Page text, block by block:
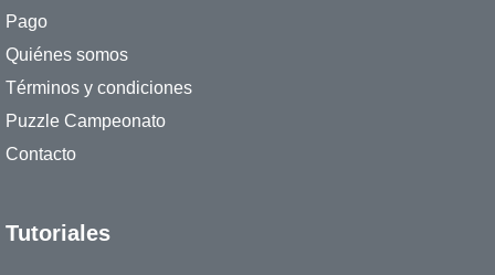
Pago
Quiénes somos
Términos y condiciones
Puzzle Campeonato
Contacto
Tutoriales